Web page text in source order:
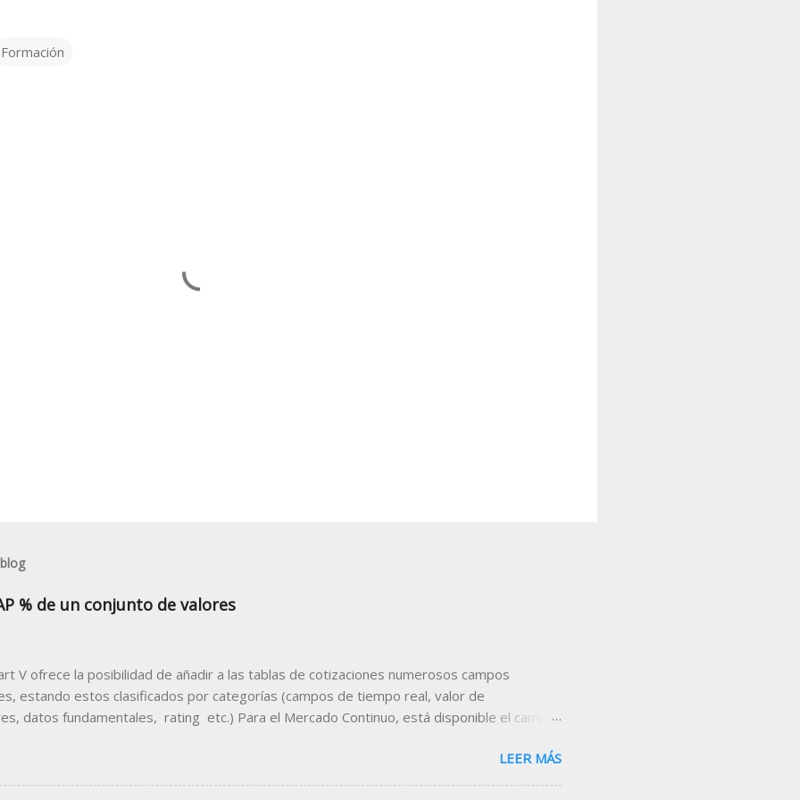
Formación
% de un conjunto de valores
V ofrece la posibilidad de añadir a las tablas de cotizaciones numerosos campos
estando estos clasificados por categorías (campos de tiempo real, valor de
datos fundamentales, rating etc.) Para el Mercado Continuo, está disponible el campo
anterior. Para disponer de este dato en una tabla de cotizaciones, añádelo en la cabecera
siguiendo estas indicaciones. 1. Abrir la tabla donde deseamos incorporar el campo
LEER MÁS